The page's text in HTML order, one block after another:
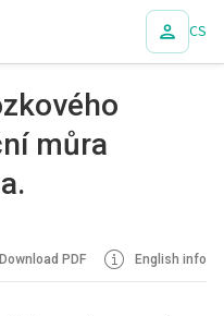
CS
můra
Download PDF English info